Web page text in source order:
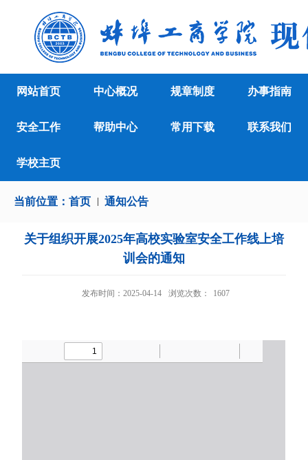
网站首页 中心概况 规章制度 办事指南
安全工作 帮助中心 常用下载 联系我们
学校主页
当前位置： 首页 通知公告
关于组织开展2025年高校实验室安全工作线上培
训会的通知
发布时间：2025-04-14 浏览次数： 1607